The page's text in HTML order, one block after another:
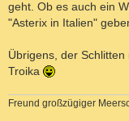
geht. Ob es auch ein
"Asterix in Italien"
Übrigens, der
Troika
Freund großzügiger